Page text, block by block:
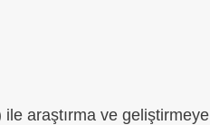
ile araştırma ve geliştirmeye